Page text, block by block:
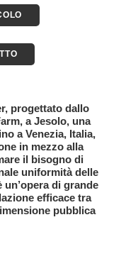
progettato dallo
a Jesolo, una
a Venezia, Italia,
in mezzo alla
il bisogno di
uniformità delle
di grande
efficace tra
pubblica